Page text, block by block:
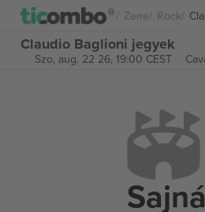
Zene Rock
Claudio Baglioni jegyek
Szo, aug. 22 26, 19:00 CEST